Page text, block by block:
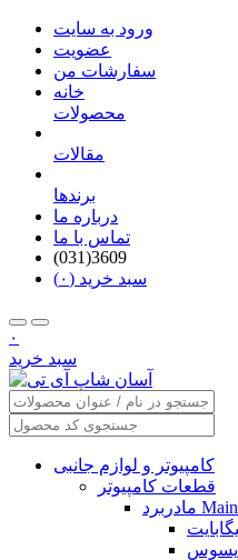
ورود به سایت
عضویت
سفارشات من
خانه
محصولات
مقالات
برندها
درباره ما
تماس با ما
(031)3609
سبد خرید (۰)
۰
سبد خرید
کامپیوتر و لوازم جانبی
قطعات کامپیوتر
مادربرد Main